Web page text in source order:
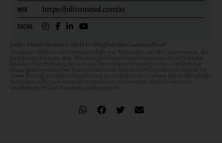
WEB https://juliusmeinl.com/at
SOCIAL